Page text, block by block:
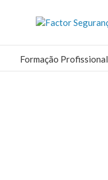
Formação Profissional